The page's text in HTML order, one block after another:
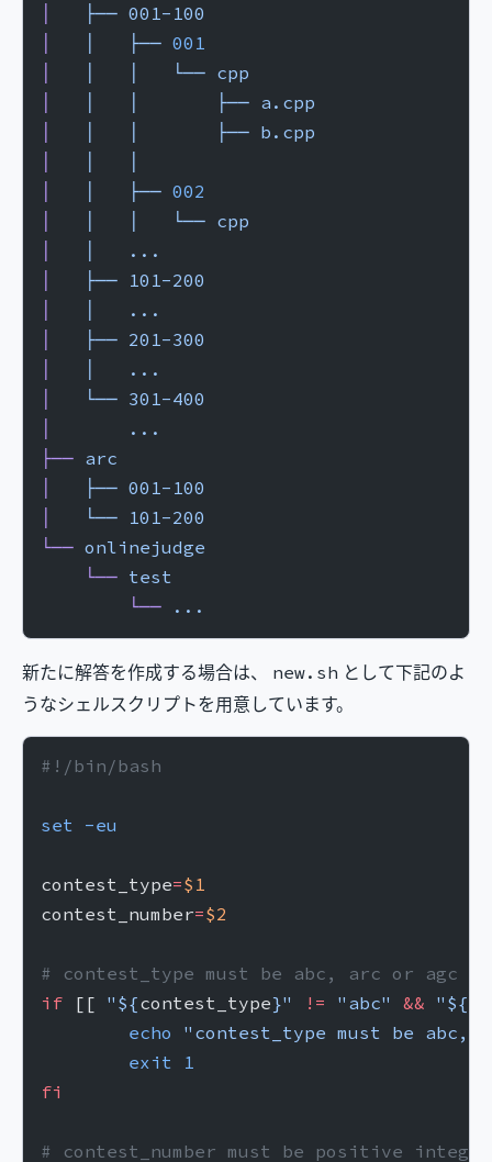
├── 001-100
├── 001
└── cpp
       ├──
a.cpp
       ├──
b.cpp
├── 002
└── cpp
...
├── 101-200
...
├── 201-300
...
└── 301-400
     ...
├── arc
├── 001-100
└── 101-200
└── onlinejudge
    └──
test
        └──
...
新たに解答を作成する場合は、 new.sh として下記のよ
うなシェルスクリプトを用意しています。
#!/bin/bash
set -eu
contest_type=$1
contest_number=$2
# contest_type must be abc, arc or agc
if [[ "${contest_type}" != "abc" && "${
	echo
"contest_type must be abc,
	exit
1
fi
# contest_number must be positive integer